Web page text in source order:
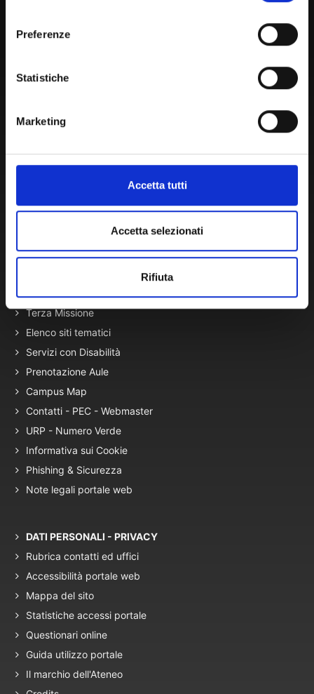
Preferenze
Statistiche
Marketing
Accetta tutti
Accetta selezionati
Rifiuta
Lun. - Ven. dalle 09:00 alle 18:00 e Sab. dalle 9:00 alle 13:00
migrazione)
Normativa di Ateneo
Autovalutazione, valutazione e accr.
Nucleo di Valutazione
Terza Missione
Elenco siti tematici
Servizi con Disabilità
Prenotazione Aule
Campus Map
Contatti - PEC - Webmaster
URP - Numero Verde
Informativa sui Cookie
Phishing & Sicurezza
Note legali portale web
DATI PERSONALI - PRIVACY
Rubrica contatti ed uffici
Accessibilità portale web
Mappa del sito
Statistiche accessi portale
Questionari online
Guida utilizzo portale
Il marchio dell'Ateneo